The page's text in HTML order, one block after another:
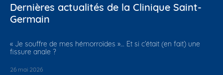
Dernières actualités de la Clinique Saint-
Germain
​« Je souffre de mes hémorroïdes »… Et si c’était (en fait) une
fissure anale ?
26 mai 2026